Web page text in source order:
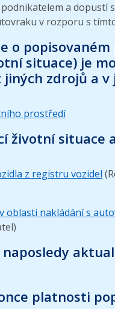
a dopustí
v rozporu s
o
situace) je
zdrojů a v
prostředí
životní situace
z registru vozidel
oblasti nakládání s
naposledy
platnosti